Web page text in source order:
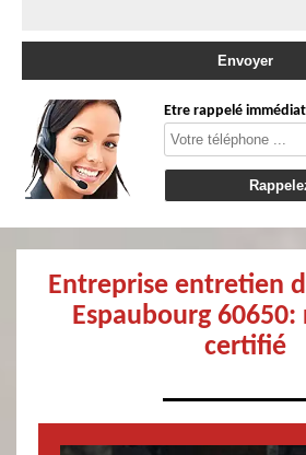
Etre rappelé
Entreprise entretien
Espaubourg
certifié